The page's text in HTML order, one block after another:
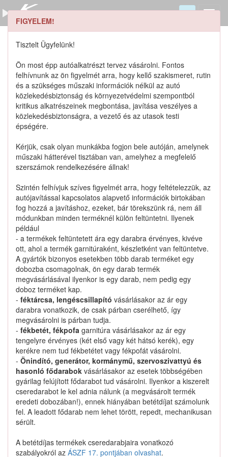
Szerszámkatalógus
Kosár
Alkatrészek
FIGYELEM!
Tisztelt Ügyfelünk!
Ön most épp autóalkatrészt tervez vásárolni. Fontos
felhívnunk az ön figyelmét arra, hogy kellő szakismeret, rutin
és a szükséges műszaki információk nélkül az autó
közlekedésbiztonság és környezetvédelmi szempontból
kritikus alkatrészeinek megbontása, javítása veszélyes a
közlekedésbiztonságra, a vezető és az utasok testi
épségére.
Kérjük, csak olyan munkákba fogjon bele autóján, amelynek
műszaki hátterével tisztában van, amelyhez a megfelelő
szerszámok rendelkezésére állnak!
Szintén felhívjuk szíves figyelmét arra, hogy feltételezzük, az
autójavítással kapcsolatos alapvető információk birtokában
fog hozzá a javításhoz, ezeket, bár törekszünk rá, nem áll
módunkban minden terméknél külön feltüntetni. Ilyenek
például
- a termékek feltüntetett ára egy darabra érvényes, kivéve
ott, ahol a termék garnitúraként, készletként van feltüntetve.
A gyártók bizonyos esetekben több darab terméket egy
dobozba csomagolnak, ön egy darab termék
megvásárlásával ilyenkor is egy darab, nem pedig egy
doboz terméket kap.
- féktárcsa, lengéscsillapító vásárlásakor az ár egy
darabra vonatkozik, de csak párban cserélhető, így
megvásárolni is párban tudja.
- fékbetét, fékpofa garnitúra vásárlásakor az ár egy
tengelyre érvényes (két első vagy két hátsó kerék), egy
kerékre nem tud fékbetétet vagy fékpofát vásárolni.
- Önindító, generátor, kormánymű, szervoszivattyú és
hasonló fődarabok vásárlásakor az esetek többségében
gyárilag felújított fődarabot tud vásárolni. Ilyenkor a kiszerelt
cseredarabot le kel adnia nálunk (a megvásárolt termék
eredeti dobozában!), ennek hiányában betétdíjat számolunk
fel. A leadott fődarab nem lehet törött, repedt, mechanikusan
sérült.
A betétdíjas termékek cseredarabjaira vonatkozó
szabályokról az ÁSZF 17. pontjában olvashat.
5515183E00 keresése
0 1
Részletes keresés
Katalógusban szereplő termékek
Katalógusban nem szereplő termékek
Nem találtunk ilyen katalógus-terméket.
5515183E00 keresése
Kapcsolat
Hogyan keressek?
Segítség
Nyomtatványok